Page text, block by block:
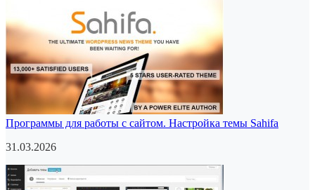
Программы для работы с сайтом. Настройка темы Sahifa
31.03.2026